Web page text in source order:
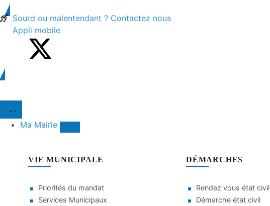
principal
Sourd ou malentendant ? Contactez nous
Appli mobile
Ma Mairie
VIE MUNICIPALE
Priorités du mandat
Services Municipaux
DÉMARCHES
Rendez vous état civil
Démarche état civil